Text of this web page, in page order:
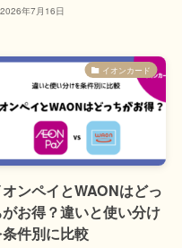
2026年7月16日
イオンカード
ンペイとWAONはどっ
お得？違いと使い分け
件別に比較